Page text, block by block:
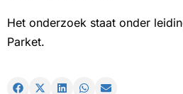
Het onderzoek staat onder
Parket.